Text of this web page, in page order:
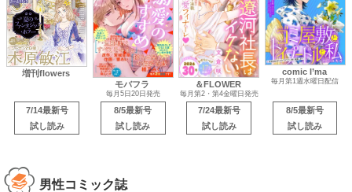
増刊flowers
7/14最新号
試し読み
モバフラ
毎月5日20日発売
8/5最新号
試し読み
＆FLOWER
毎月第2・第4金曜日発売
7/24最新号
試し読み
comic I’ma
毎月第1週水曜日配信
8/5最新号
試し読み
男性コミック誌